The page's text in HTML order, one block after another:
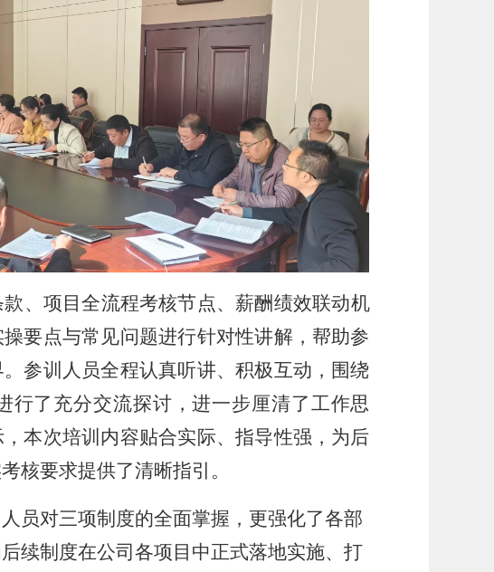
、项目全流程考核节点、薪酬绩效联动机
要点与常见问题进行针对性讲解，帮助参
参训人员全程认真听讲、积极互动，围绕
行了充分交流探讨，进一步厘清了工作思
本次培训内容贴合实际、指导性强，为后
核要求提供了清晰指引。
员对三项制度的全面掌握，更强化了各部
续制度在公司各项目中正式落地实施、打